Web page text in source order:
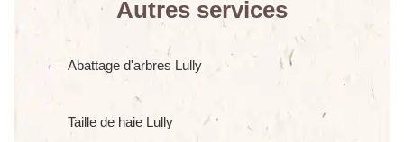
Autres services
Abattage d'arbres Lully
Taille de haie Lully